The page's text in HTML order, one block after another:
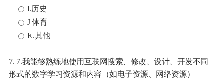
I.历史
J.体育
K.其他
7. 7.我能够熟练地使用互联网搜索、修改、设计、开发不同
形式的数字学习资源和内容（如电子资源、网络资源）